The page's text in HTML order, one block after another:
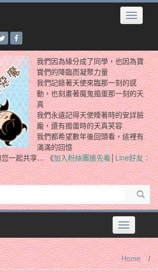
Toggle
我們因為緣分成了同學，也因為寶
寶們的降臨而凝聚力量
我們記錄著天使來臨那一刻的感
動，也刻畫著魔鬼搗蛋那一刻的天
真
我們永遠記得天使睡著時的安詳臉
龐，還有搗蛋時的天真笑容
我們都希望數年後回頭看，這裡有
滿滿的回憶
您一起共享… 《加入粉絲團搶先看│Line好友：
Toggle
navigation
Home /